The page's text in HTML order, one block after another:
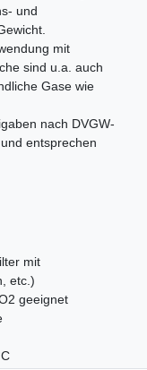
und
mit
sind u.a. auch
Gase wie
nach DVGW-
entsprechen
mit
etc.)
geeignet